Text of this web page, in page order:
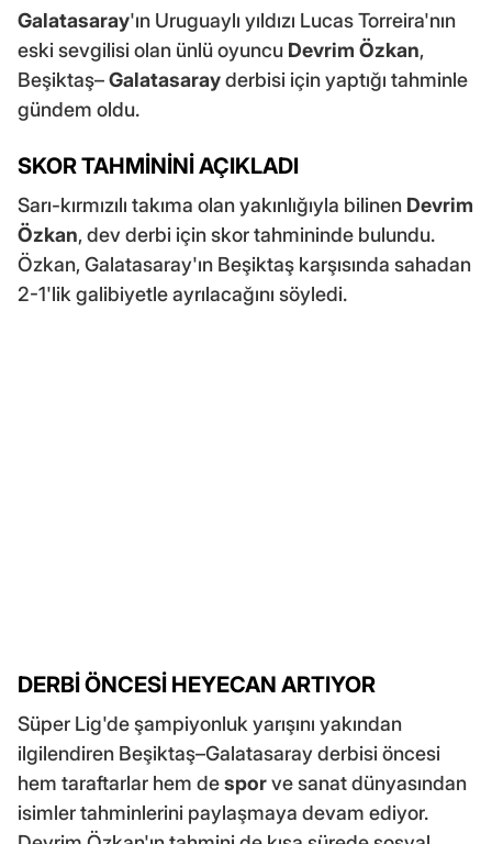
Galatasaray'ın Uruguaylı yıldızı Lucas Torreira'nın
eski sevgilisi olan ünlü oyuncu Devrim Özkan,
Beşiktaş–Galatasarayderbisi için yaptığı tahminle
gündem oldu.
SKOR TAHMİNİNİ AÇIKLADI
Sarı-kırmızılı takıma olan yakınlığıyla bilinen Devrim
Özkan, dev derbi için skor tahmininde bulundu.
Özkan, Galatasaray'ın Beşiktaş karşısında sahadan
2-1'lik galibiyetle ayrılacağını söyledi.
DERBİ ÖNCESİ HEYECAN ARTIYOR
Süper Lig'de şampiyonluk yarışını yakından
ilgilendiren Beşiktaş–Galatasaray derbisi öncesi
hem taraftarlar hem desporve sanat dünyasından
isimler tahminlerini paylaşmaya devam ediyor.